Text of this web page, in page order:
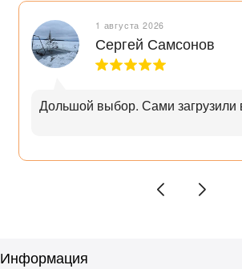
1 августа 2026
Сергей Самсонов
Дольшой выбор. Сами загрузили
Информация